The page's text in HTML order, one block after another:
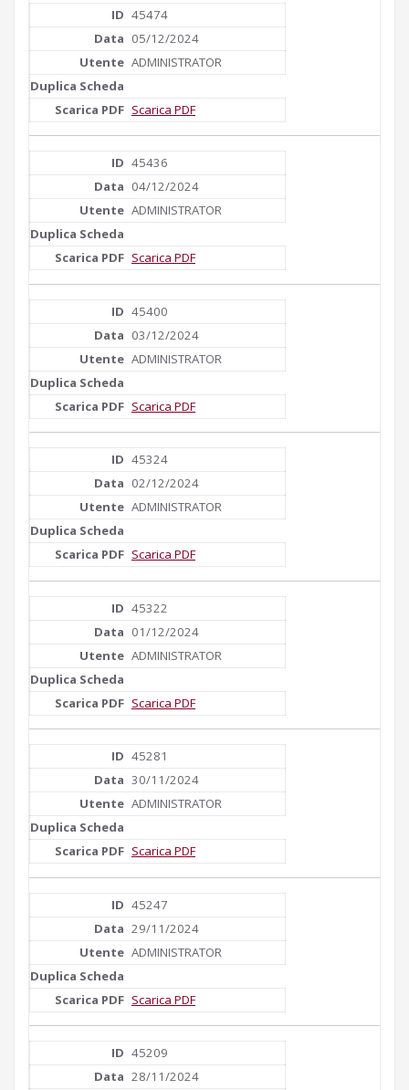
45474
05/12/2024
ADMINISTRATOR
Scarica PDF
45436
04/12/2024
ADMINISTRATOR
Scarica PDF
45400
03/12/2024
ADMINISTRATOR
Scarica PDF
45324
02/12/2024
ADMINISTRATOR
Scarica PDF
45322
01/12/2024
ADMINISTRATOR
Scarica PDF
45281
30/11/2024
ADMINISTRATOR
Scarica PDF
45247
29/11/2024
ADMINISTRATOR
Scarica PDF
45209
28/11/2024